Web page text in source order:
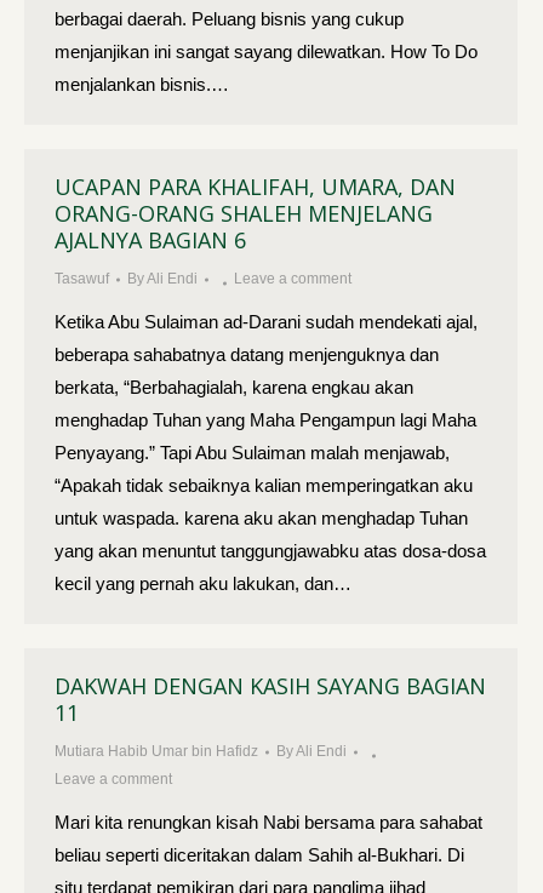
berbagai daerah. Peluang bisnis yang cukup
menjanjikan ini sangat sayang dilewatkan. How To Do
menjalankan bisnis.…
UCAPAN PARA KHALIFAH, UMARA, DAN
ORANG-ORANG SHALEH MENJELANG
AJALNYA BAGIAN 6
Tasawuf ByAli Endi Leave a comment
Ketika Abu Sulaiman ad-Darani sudah mendekati ajal,
beberapa sahabatnya datang menjenguknya dan
berkata, “Berbahagialah, karena engkau akan
menghadap Tuhan yang Maha Pengampun lagi Maha
Penyayang.” Tapi Abu Sulaiman malah menjawab,
“Apakah tidak sebaiknya kalian memperingatkan aku
untuk waspada. karena aku akan menghadap Tuhan
yang akan menuntut tanggungjawabku atas dosa-dosa
kecil yang pernah aku lakukan, dan…
DAKWAH DENGAN KASIH SAYANG BAGIAN
11
Mutiara Habib Umar bin Hafidz ByAli Endi
Leave a comment
Mari kita renungkan kisah Nabi bersama para sahabat
beliau seperti diceritakan dalam Sahih al-Bukhari. Di
situ terdapat pemikiran dari para panglima jihad